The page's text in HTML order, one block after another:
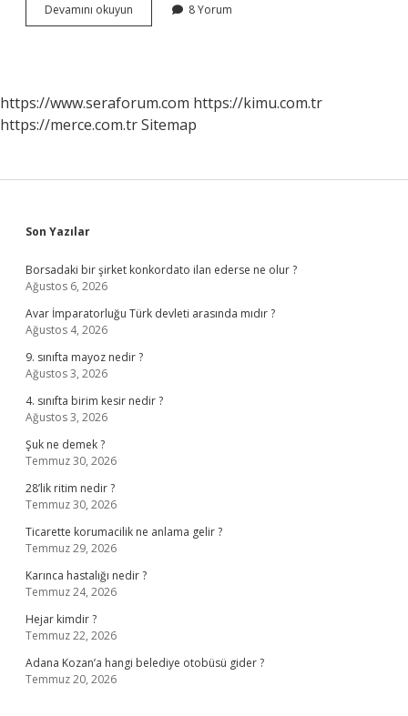
Devamını okuyun
Bağımlılığı
8 Yorum
https://www.seraforum.com https://kimu.com.tr
https://merce.com.trSitemap
Sidebar
Son Yazılar
Borsadaki bir şirket konkordato ilan ederse ne olur ?
Ağustos 6, 2026
Avar İmparatorluğu Türk devleti arasında mıdır ?
Ağustos 4, 2026
9. sınıfta mayoz nedir ?
Ağustos 3, 2026
4. sınıfta birim kesir nedir ?
Ağustos 3, 2026
Şuk ne demek ?
Temmuz 30, 2026
28’lik ritim nedir ?
Temmuz 30, 2026
Ticarette korumacilik ne anlama gelir ?
Temmuz 29, 2026
Karınca hastalığı nedir ?
Temmuz 24, 2026
Hejar kimdir ?
Temmuz 22, 2026
Adana Kozan’a hangi belediye otobüsü gider ?
Temmuz 20, 2026